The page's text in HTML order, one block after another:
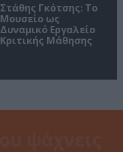
Στάθης Γκότσης: Το
Μουσείο ως
Δυναμικό Εργαλείο
Κριτικής Μάθησης